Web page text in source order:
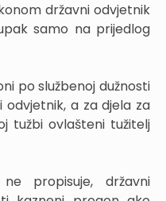
državni odvjetnik
samo na prijedlog
po službenoj dužnosti
a za djela za
tužbi ovlašteni tužitelj
propisuje, državni